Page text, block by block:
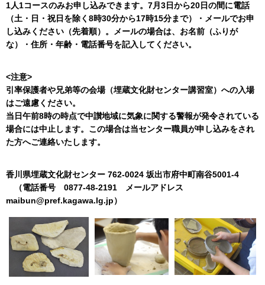
1人1コースのみお申し込みできます。7月3日から20日の間に電話
（土・日・祝日を除く8時30分から17時15分まで）・メールでお申
し込みください（先着順）。メールの場合は、お名前（ふりが
な）・住所・年齢・電話番号を記入してください。
<注意>
引率保護者や兄弟等の会場（埋蔵文化財センター講習室）への入場
はご遠慮ください。
当日午前8時の時点で中讃地域に気象に関する警報が発令されている
場合には中止します。この場合は当センター職員が申し込みをされ
た方へご連絡いたします。
香川県埋蔵文化財センター 762-0024 坂出市府中町南谷5001-4
（電話番号 0877-48-2191 メールアドレス
maibun@pref.kagawa.lg.jp）